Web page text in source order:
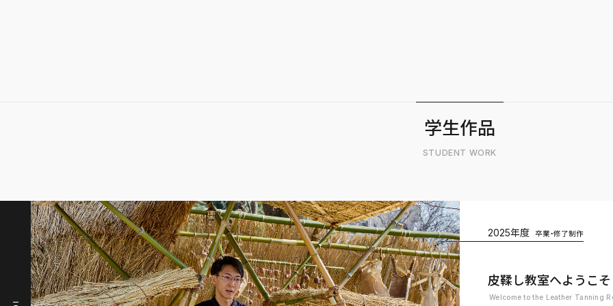
学生作品
STUDENT WORK
2016年度 卒業制作
2025年度 卒業・修了制作
皮鞣し教室へようこそ
Welcome to the Leather Tanning
2024年度 卒業制作
2023年度 卒業・修了制作
2022年度 卒業制作
2021年度 卒業制作
2020年度 卒業制作
2019年度 卒業制作
2018年度 卒業制作
2017年度 卒業制作
2016年度 卒業制作
2025年度 卒業・修了制作